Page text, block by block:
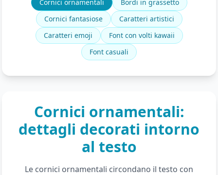
Cornici ornamentali
Bordi in grassetto
Cornici fantasiose
Caratteri artistici
Caratteri emoji
Font con volti kawaii
Font casuali
Cornici ornamentali:
dettagli decorati intorno
al testo
Le cornici ornamentali circondano il testo con